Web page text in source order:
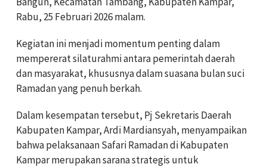
Rabu, 25 Februari 2026 malam.
Kegiatan ini menjadi momentum penting dalam
mempererat silaturahmi antara pemerintah daerah
dan masyarakat, khususnya dalam suasana bulan suci
Ramadan yang penuh berkah.
Dalam kesempatan tersebut, Pj Sekretaris Daerah
Kabupaten Kampar, Ardi Mardiansyah, menyampaikan
bahwa pelaksanaan Safari Ramadan di Kabupaten
Kampar merupakan sarana strategis untuk